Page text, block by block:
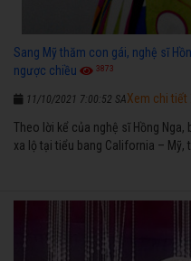
Sang Mỹ thăm con gái, nghệ sĩ
ngược chiều
3873
11/10/2021 7:00:52 SA
Theo lời kể của nghệ sĩ Hồng
xa lộ tại tiểu bang California – Mỹ,
Xem chi tiết